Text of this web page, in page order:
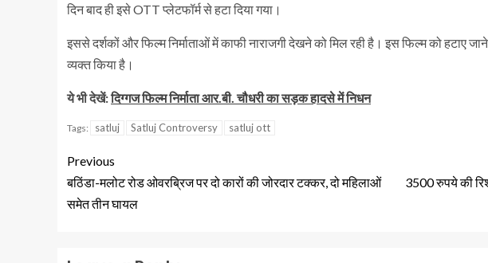
दिन बाद ही इसे OTT प्लेटफॉर्म से हटा दिया गया।
इससे दर्शकों और फिल्म निर्माताओं में काफी नाराजगी देखने को मिल रही है। इस फिल्म को हटाए
व्यक्त किया है।
ये भी देखें:दिग्गज फिल्म निर्माता आर.बी. चौधरी का सड़क हादसे में निधन
Tags: satluj Satluj Controversy satluj ott
Previous
बठिंडा-मलोट रोड ओवरब्रिज पर दो कारों की जोरदार टक्कर, दो महिलाओं
समेत तीन घायल
3500 रुपये की